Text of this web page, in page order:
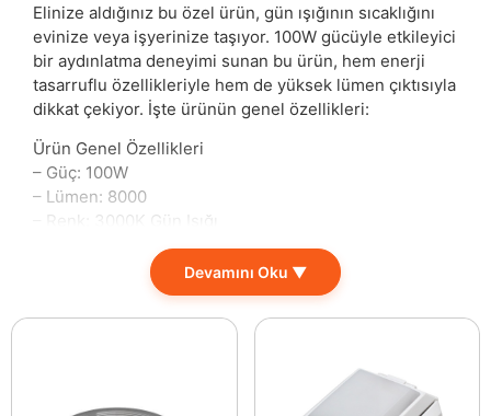
Elinize aldığınız bu özel ürün, gün ışığının sıcaklığını
evinize veya işyerinize taşıyor. 100W gücüyle etkileyici
bir aydınlatma deneyimi sunan bu ürün, hem enerji
tasarruflu özellikleriyle hem de yüksek lümen çıktısıyla
dikkat çekiyor. İşte ürünün genel özellikleri:
Ürün Genel Özellikleri
– Güç: 100W
– Lümen: 8000
– Renk: 3000K Gün Işığı
– Ebat: 15x 25x 7 cm
– Gerilim: 220-240V
– Koruma Sınıfı: IP65
Bu aydınlatma ürününü evinizin her köşesinde
getirebilirsiniz. Özellikle dış mekanlar için tasarlanmış
IP65 koruma sınıfı, suya ve toza karşı dayanıklılık
Devamını Oku ▼